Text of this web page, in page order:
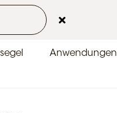
Kontakt
Anwendungen